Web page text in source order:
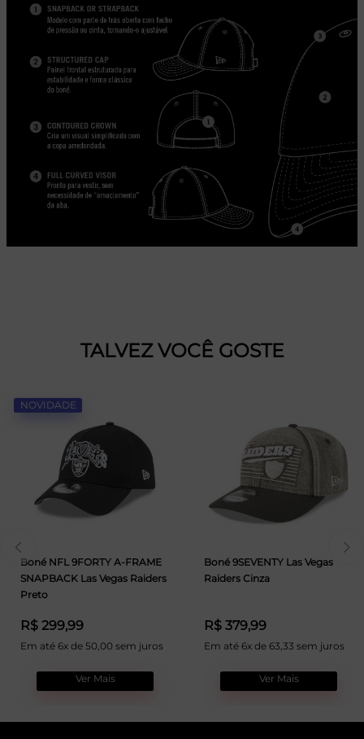
TALVEZ VOCÊ GOSTE
NOVIDADE
Boné NFL 9FORTY A-FRAME
SNAPBACK Las Vegas Raiders
Preto
R$ 299,99
Em até 6x de 50,00 sem juros
Ver Mais
Boné 9SEVENTY Las Vegas
Raiders Cinza
R$ 379,99
Em até 6x de 63,33 sem juros
Ver Mais